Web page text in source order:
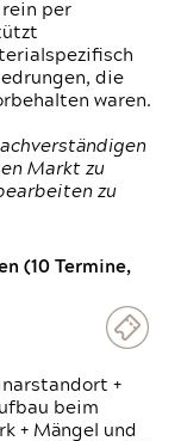
per
die
waren.
Markt zu
zu
(10 Termine,
+
beim
+ Mängel und